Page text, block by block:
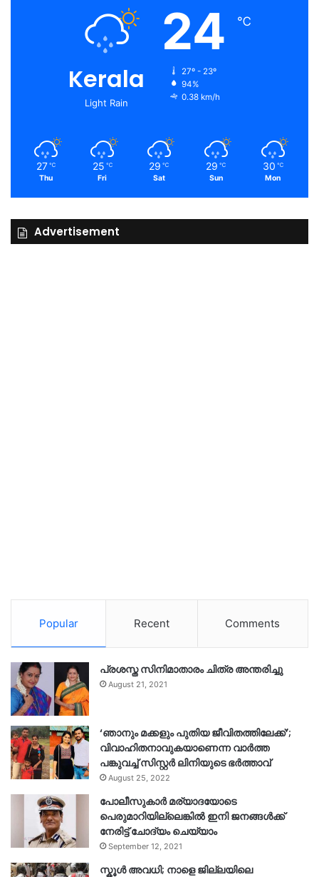
Kerala
Light Rain
24 ℃
27º - 23º
94%
0.38 km/h
27 ℃
Thu
25 ℃
Fri
29 ℃
Sat
29 ℃
Sun
30 ℃
Mon
Advertisement
Popular Recent Comments
പ്രശസ്ത സിനിമാതാരം ചിത്ര അന്തരിച്ചു
August 21, 2021
‘ഞാനും മക്കളും പുതിയ ജീവിതത്തിലേക്ക്’;
വിവാഹിതനാവുകയാണെന്ന വാർത്ത
പങ്കുവച്ച് സിസ്റ്റർ ലിനിയുടെ ഭർത്താവ്
August 25, 2022
പോലീസുകാര്‍ മര്യാദയോടെ
പെരുമാറിയില്ലെങ്കില്‍ ഇനി ജനങ്ങള്‍ക്ക്
നേരിട്ട് ചോദ്യം ചെയ്യാം
September 12, 2021
സ്കൂൾ അവധി; നാളെ ജില്ലയിലെ